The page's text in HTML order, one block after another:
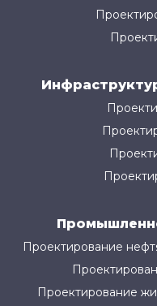
Проектирование
Проектирование